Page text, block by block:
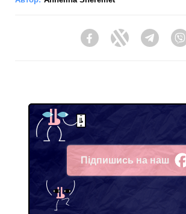
FacebookTwitter
Підпишись на наш
Facebook